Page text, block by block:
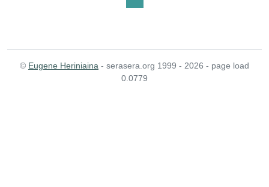
© Eugene Heriniaina - serasera.org 1999 - 2026 - page load
0.0779